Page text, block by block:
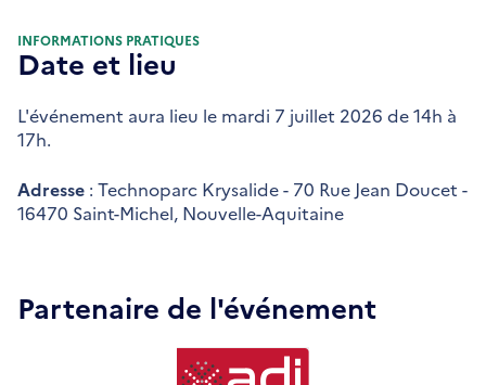
INFORMATIONS PRATIQUES
Date et lieu
L'événement aura lieu le mardi 7 juillet 2026 de 14h à
17h.
Adresse : Technoparc Krysalide - 70 Rue Jean Doucet -
16470 Saint-Michel, Nouvelle-Aquitaine
Partenaire de l'événement